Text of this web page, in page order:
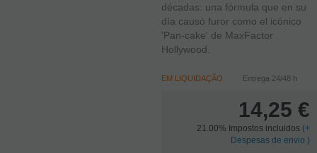
décadas: una fórmula que en su
día causó furor como el icónico
'Pan-cake' de MaxFactor
Hollywood.
EM LIQUIDAÇÃO Entrega 24/48 h
14,25 €
21.00% Impostos incluidos (+
Despesas de envio )